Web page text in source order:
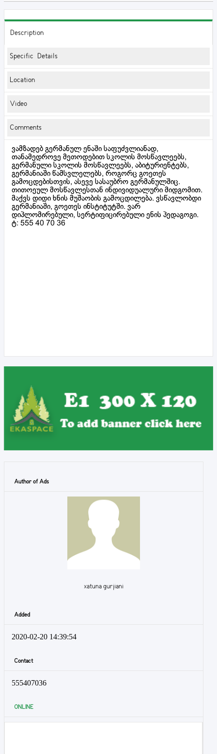
Description
Specific Details
Location
Video
Comments
ვამზადებ გერმანულ ენაში საფუძვლიანად,
თანამედროვე მეთოდებით სკოლის მოსწავლეებს,
გერმანული სკოლის მოსწავლეებს, აბიტურიენტებს,
გერმანიაში წამსვლელებს, როგორც გოეთეს
გამოცდებისთვის, ასევე სასაუბრო გერმანულშიც.
თითოეულ მოსწავლესთან ინდივიდუალური მიდგომით.
მაქვს დიდი ხნის მუშაობის გამოცდილება. ვსწავლობდი
გერმანიაში, გოეთეს ინსტიტუტში. ვარ
დიპლომირებული, სერტიფიცირებული ენის პედაგოგი.
ტ: 555 40 70 36
Author of Ads
xatuna gurjiani
Added
2020-02-20 14:39:54
Contact
555407036
ONLINE